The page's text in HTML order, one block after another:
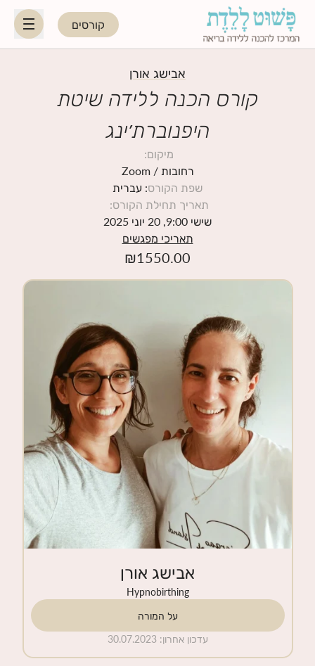
קורסים
היפנוברת׳ינג
תאריכי קורסים קרובים
בלוג
צרי קשר
אבישג אורן
קורס הכנה ללידה שיטת
היפנוברת׳ינג
מיקום:
רחובות/ Zoom
שפת הקורס: עברית
תאריך תחילת הקורס:
שישי 9:00, 20 יוני 2025
תאריכי מפגשים
₪1550.00
אבישג אורן
Hypnobirthing
על המורה
עדכון אחרון:
30.07.2023